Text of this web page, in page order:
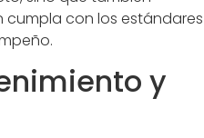
con los estándares
y